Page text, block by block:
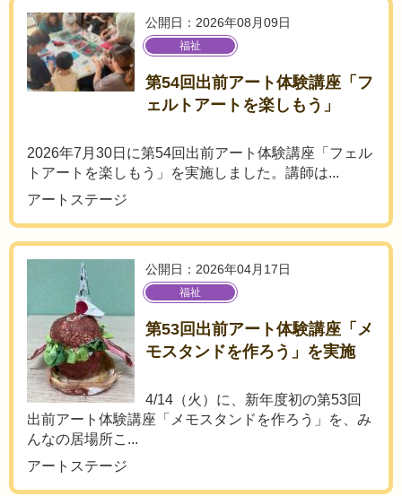
公開日：2026年08月09日
福祉
第54回出前アート体験講座「フ
ェルトアートを楽しもう」
2026年7月30日に第54回出前アート体験講座「フェル
トアートを楽しもう」を実施しました。講師は...
アートステージ
公開日：2026年04月17日
福祉
第53回出前アート体験講座「メ
モスタンドを作ろう」を実施
4/14（火）に、新年度初の第53回
出前アート体験講座「メモスタンドを作ろう」を、み
んなの居場所こ...
アートステージ